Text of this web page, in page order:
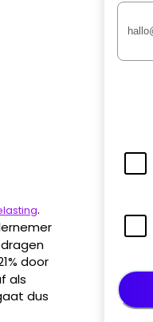
.
door
als
dus